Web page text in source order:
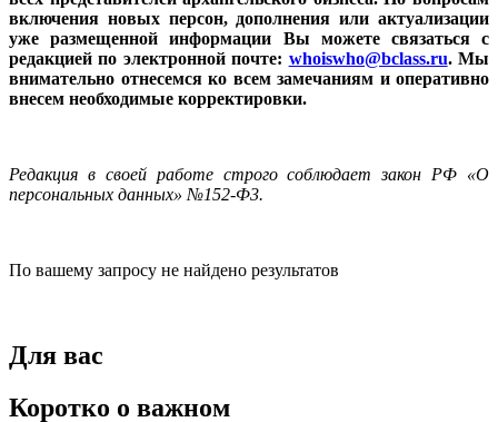
включения новых персон, дополнения или актуализации
уже размещенной информации Вы можете связаться с
редакцией по электронной почте: whoiswho@bclass.ru. Мы
внимательно отнесемся ко всем замечаниям и оперативно
внесем необходимые корректировки.
Редакция в своей работе строго соблюдает закон РФ «О
персональных данных» №152-Ф3.
По вашему запросу не найдено результатов
Для вас
Коротко о важном